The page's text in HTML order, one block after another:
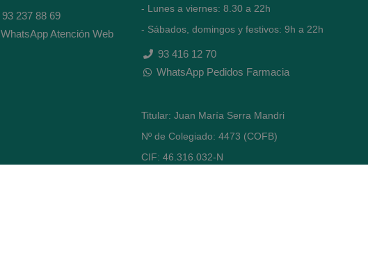
93 237 88 69
WhatsApp Atención Web
- Lunes a viernes: 8.30 a 22h
- Sábados, domingos y festivos: 9h a 22h
93 416 12 70
WhatsApp Pedidos Farmacia
Titular: Juan María Serra Mandri
Nº de Colegiado: 4473 (COFB)
CIF: 46.316.032-N